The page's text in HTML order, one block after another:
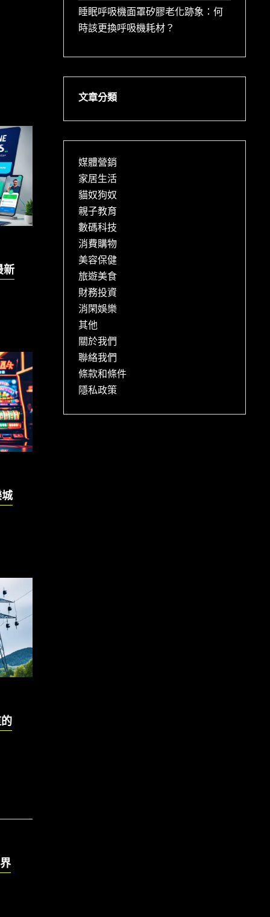
新
睡眠呼吸機面罩矽膠老化跡象：何
時該更換呼吸機耗材？
文章分類
媒體營銷
家居生活
貓奴狗奴
親子教育
數碼科技
消費購物
美容保健
旅遊美食
財務投資
消閑娛樂
其他
關於我們
聯絡我們
條款和條件
隱私政策